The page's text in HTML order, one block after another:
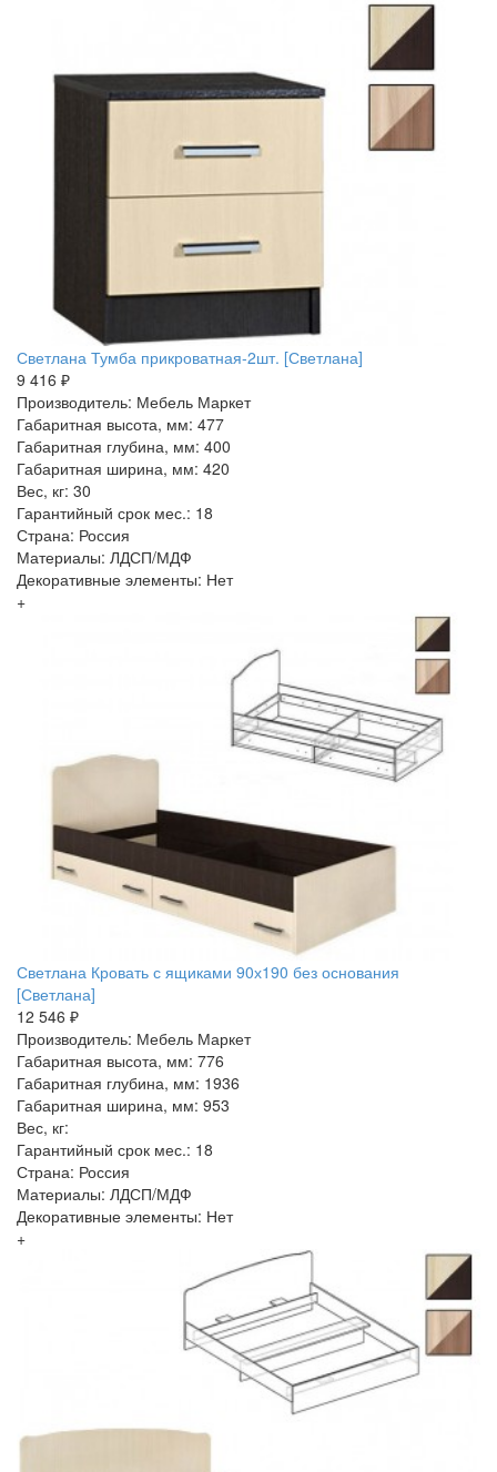
Светлана Тумба прикроватная-2шт. [Светлана]
9 416 ₽
Производитель: Мебель Маркет
Габаритная высота, мм: 477
Габаритная глубина, мм: 400
Габаритная ширина, мм: 420
Вес, кг: 30
Гарантийный срок мес.: 18
Страна: Россия
Материалы: ЛДСП/МДФ
Декоративные элементы: Нет
+
Светлана Кровать с ящиками 90х190 без основания
[Светлана]
12 546 ₽
Производитель: Мебель Маркет
Габаритная высота, мм: 776
Габаритная глубина, мм: 1936
Габаритная ширина, мм: 953
Вес, кг:
Гарантийный срок мес.: 18
Страна: Россия
Материалы: ЛДСП/МДФ
Декоративные элементы: Нет
+